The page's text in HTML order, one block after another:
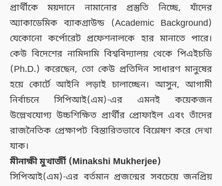
প্রার্থীকে ময়দানে নামানোর প্রস্তুতি নিচ্ছে, যাঁদের
অ্যাকাডেমিক ব্যাকগ্রাউন্ড (Academic Background)
যেকোনো কর্পোরেট প্রফেশনালকে হার মানাতে পারে।
কেউ বিদেশের নামিদামি বিশ্ববিদ্যালয় থেকে পিএইচডি
(Ph.D.) করেছেন, তো কেউ প্রতিদিন সাধারণ মানুষের
হয়ে কোর্টে আইনি লড়াই চালাচ্ছেন। আসুন, আগামী
নির্বাচনে সিপিআই(এম)-এর এমনই কয়েকজন
উল্লেখযোগ্য উচ্চশিক্ষিত প্রার্থীর প্রোফাইল এবং তাঁদের
রাজনৈতিক প্রেক্ষাপট বিস্তারিতভাবে বিশ্লেষণ করে দেখা
যাক।
মীনাক্ষী মুখার্জী (Minakshi Mukherjee)
সিপিআই(এম)-এর বর্তমান প্রজন্মের সবচেয়ে জনপ্রিয়